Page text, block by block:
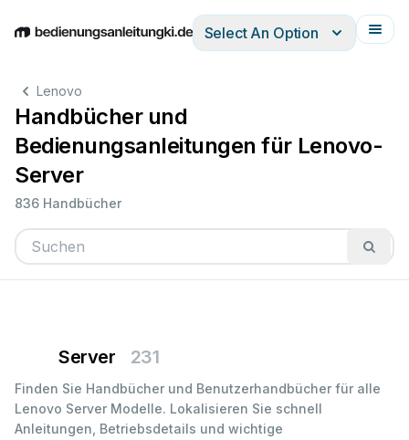
EnglishDeutschEspañolItalianoFrançais
Select An Option
Lenovo
Handbücher und
Bedienungsanleitungen für Lenovo-
Server
836 Handbücher
Server 231
Finden Sie Handbücher und Benutzerhandbücher für alle
Lenovo Server Modelle. Lokalisieren Sie schnell
Anleitungen, Betriebsdetails und wichtige